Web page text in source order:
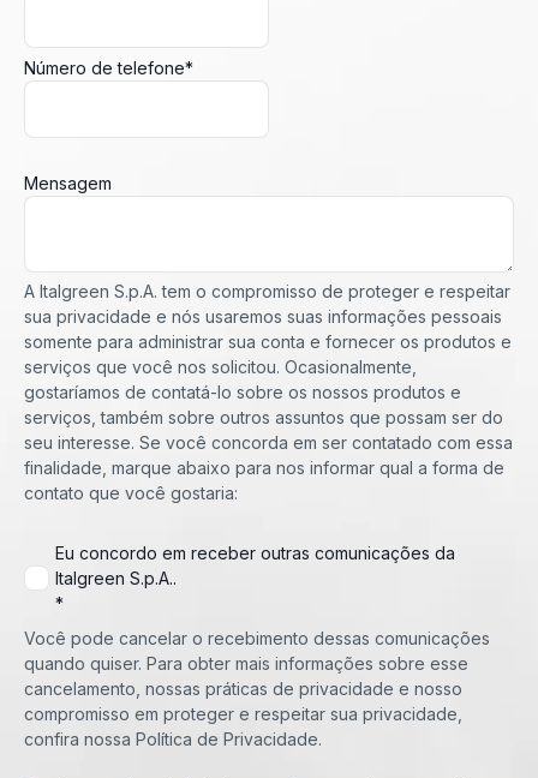
Número de telefone*
Mensagem
A Italgreen S.p.A. tem o compromisso de proteger e respeitar
sua privacidade e nós usaremos suas informações pessoais
somente para administrar sua conta e fornecer os produtos e
serviços que você nos solicitou. Ocasionalmente,
gostaríamos de contatá-lo sobre os nossos produtos e
serviços, também sobre outros assuntos que possam ser do
seu interesse. Se você concorda em ser contatado com essa
finalidade, marque abaixo para nos informar qual a forma de
contato que você gostaria:
Eu concordo em receber outras comunicações da
Italgreen S.p.A..
*
Você pode cancelar o recebimento dessas comunicações
quando quiser. Para obter mais informações sobre esse
cancelamento, nossas práticas de privacidade e nosso
compromisso em proteger e respeitar sua privacidade,
confira nossa Política de Privacidade.